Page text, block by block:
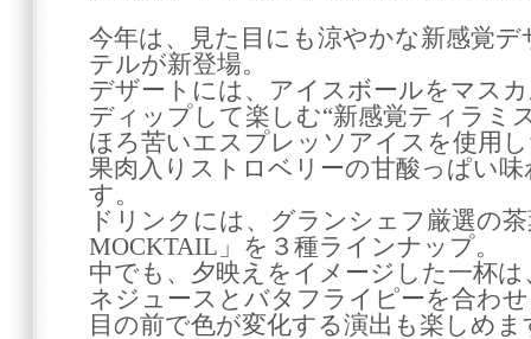
今年は、見た目にも涼やかな新感覚
テルが新登場。
デザートには、アイスボールをマス
ディップして楽しむ“新感覚ティラミ
ほろ苦いエスプレッソアイスを使用
果肉入りストロベリーの甘酸っぱい
す。
ドリンクには、グランシェフ厳選の
MOCKTAIL」を３種ラインナップ。
中でも、夕映えをイメージした一杯
ネジュースとバタフライピーを合わ
目の前で色が変化する演出も楽しめま